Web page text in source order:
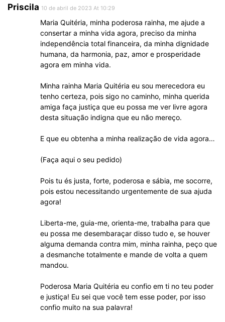
Priscila 10 de abril de 2023 At 10:29
Maria Quitéria, minha poderosa rainha, me ajude a
consertar a minha vida agora, preciso da minha
independência total financeira, da minha dignidade
humana, da harmonia, paz, amor e prosperidade
agora em minha vida.
Minha rainha Maria Quitéria eu sou merecedora eu
tenho certeza, pois sigo no caminho, minha querida
amiga faça justiça que eu possa me ver livre agora
desta situação indigna que eu não mereço.
E que eu obtenha a minha realização de vida agora…
(Faça aqui o seu pedido)
Pois tu és justa, forte, poderosa e sábia, me socorre,
pois estou necessitando urgentemente de sua ajuda
agora!
Liberta-me, guia-me, orienta-me, trabalha para que
eu possa me desembaraçar disso tudo e, se houver
alguma demanda contra mim, minha rainha, peço que
a desmanche totalmente e mande de volta a quem
mandou.
Poderosa Maria Quitéria eu confio em ti no teu poder
e justiça! Eu sei que você tem esse poder, por isso
confio muito na sua palavra!